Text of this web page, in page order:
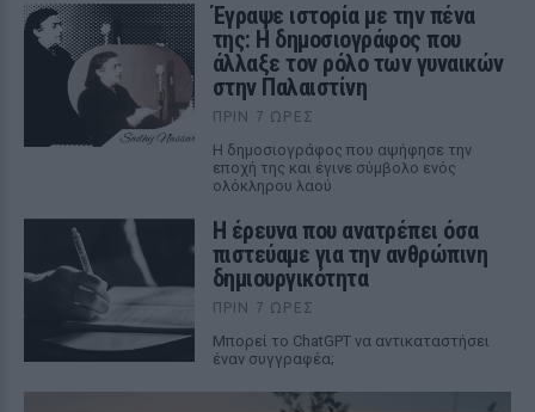
Έγραψε ιστορία με την πένα
της: Η δημοσιογράφος που
άλλαξε τον ρόλο των γυναικών
στην Παλαιστίνη
ΠΡΙΝ 7 ΏΡΕΣ
Η δημοσιογράφος που αψήφησε την
εποχή της και έγινε σύμβολο ενός
ολόκληρου λαού
Η έρευνα που ανατρέπει όσα
πιστεύαμε για την ανθρώπινη
δημιουργικότητα
ΠΡΙΝ 7 ΏΡΕΣ
Mπορεί το ChatGPT να αντικαταστήσει
έναν συγγραφέα;